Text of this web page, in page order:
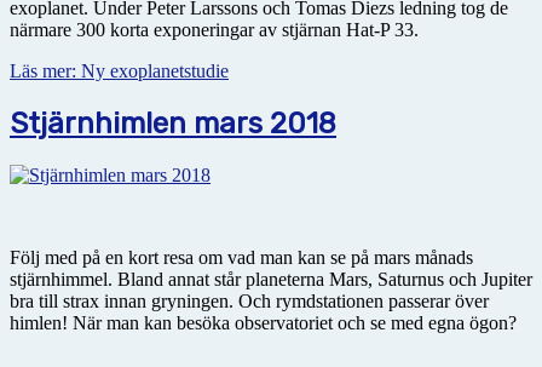
exoplanet. Under Peter Larssons och Tomas Diezs ledning tog de
närmare 300 korta exponeringar av stjärnan Hat-P 33.
Läs mer: Ny exoplanetstudie
Stjärnhimlen mars 2018
Följ med på en kort resa om vad man kan se på mars månads
stjärnhimmel. Bland annat står planeterna Mars, Saturnus och Jupiter
bra till strax innan gryningen. Och rymdstationen passerar över
himlen! När man kan besöka observatoriet och se med egna ögon?